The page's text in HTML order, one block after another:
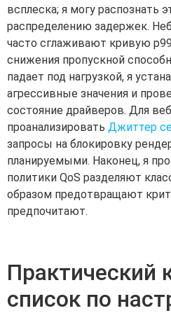
всплеска; я могу распознать
распределению задержек.
часто сглаживают кривую
снижения пропускной
падает под нагрузкой, я
агрессивные значения и
состояние драйверов. Для
проанализировать Джиттер
запросы на блокировку
планируемыми. Наконец, я
политики QoS разделяют
образом предотвращают
предпочитают.
Практический
список по